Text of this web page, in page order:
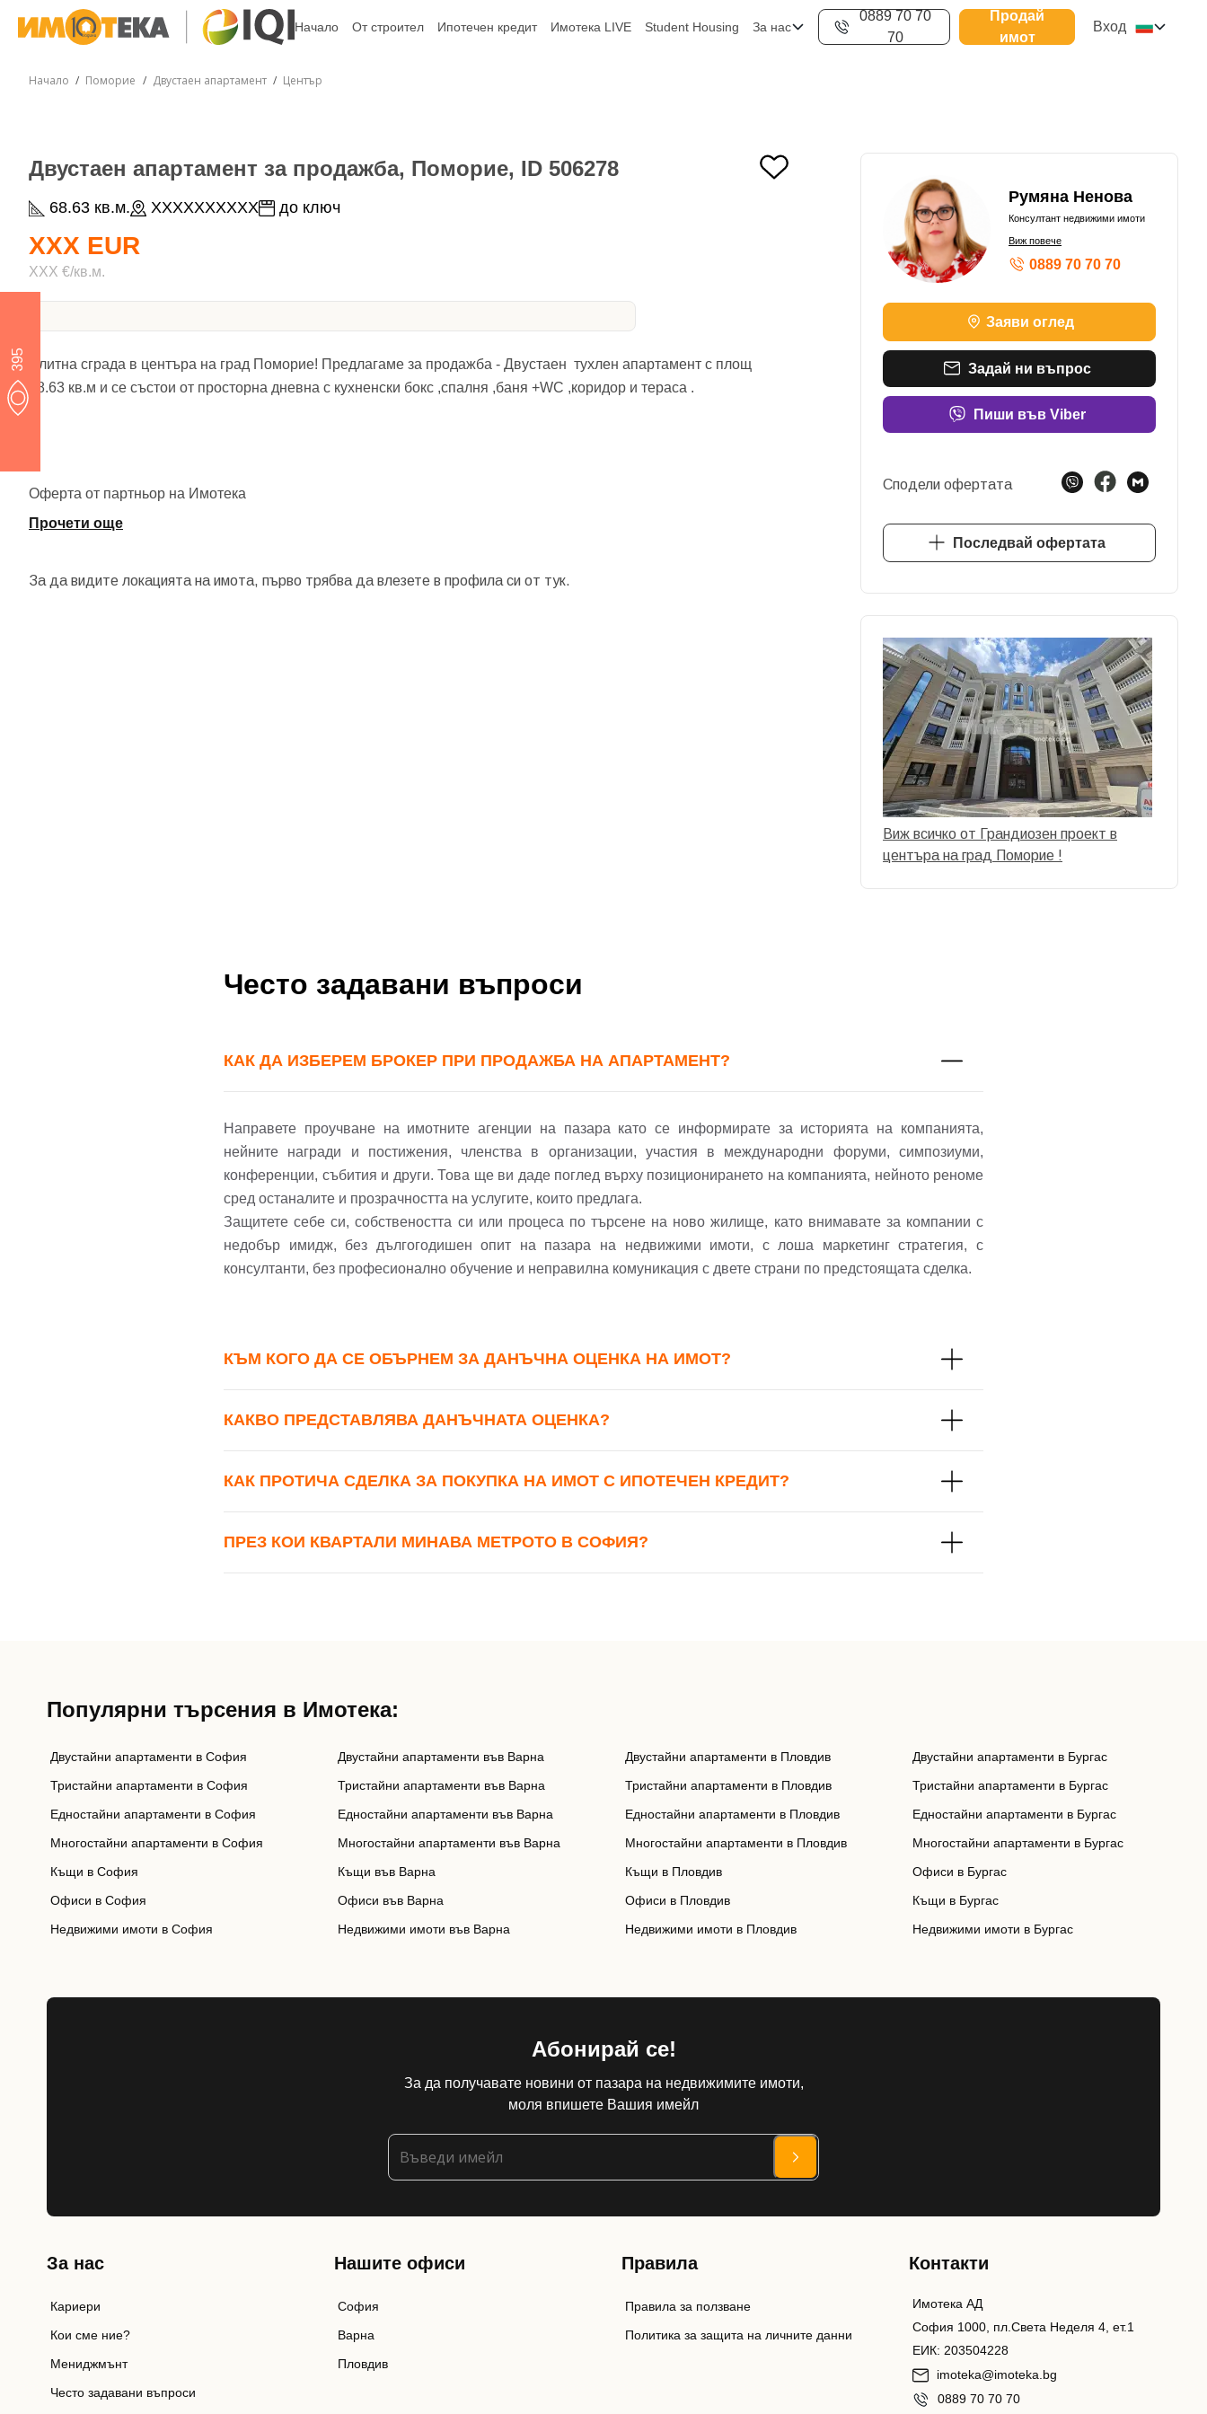
Начало От строител Ипотечен кредит Имотека LIVE Student Housing За нас
0889 70 70
70
Продай
имот
Вход
Добре дошъл!
Имейл Адрес
Вход
Начало Поморие Двустаен апартамент Център
395
Двустаен апартамент за продажба, Поморие, ID 506278
68.63 кв.м. XXXXXXXXXX до ключ
XXX EUR
XXX €/кв.м.
Елитна сграда в центъра на град Поморие! Предлагаме за продажба - Двустаен тухлен апартамент с площ
68.63 кв.м и се състои от просторна дневна с кухненски бокс ,спалня ,баня +WC ,коридор и тераса .
Оферта от партньор на Имотека
Прочети още
За да видите локацията на имота, първо трябва да влезете в профила си от тук.
Румяна Ненова
Консултант недвижими имоти
Виж повече
0889 70 70 70
Заяви оглед
Задай ни въпрос
Пиши във Viber
Сподели офертата
Последвай офертата
Виж всичко от Грандиозен проект в
центъра на град Поморие !
Често задавани въпроси
КАК ДА ИЗБЕРЕМ БРОКЕР ПРИ ПРОДАЖБА НА АПАРТАМЕНТ?
Направете проучване на имотните агенции на пазара като се информирате за историята на компанията,
нейните награди и постижения, членства в организации, участия в международни форуми, симпозиуми,
конференции, събития и други. Това ще ви даде поглед върху позиционирането на компанията, нейното реноме
сред останалите и прозрачността на услугите, които предлага.
Защитете себе си, собствеността си или процеса по търсене на ново жилище, като внимавате за компании с
недобър имидж, без дългогодишен опит на пазара на недвижими имоти, с лоша маркетинг стратегия, с
консултанти, без професионално обучение и неправилна комуникация с двете страни по предстоящата сделка.
КЪМ КОГО ДА СЕ ОБЪРНЕМ ЗА ДАНЪЧНА ОЦЕНКА НА ИМОТ?
КАКВО ПРЕДСТАВЛЯВА ДАНЪЧНАТА ОЦЕНКА?
КАК ПРОТИЧА СДЕЛКА ЗА ПОКУПКА НА ИМОТ С ИПОТЕЧЕН КРЕДИТ?
ПРЕЗ КОИ КВАРТАЛИ МИНАВА МЕТРОТО В СОФИЯ?
Име*
Имейл адрес*
Телефон*
Заяви оглед
се обадим възможно най-бързо.
Популярни търсения в Имотека:
Двустайни апартаменти в София
Тристайни апартаменти в София
Едностайни апартаменти в София
Многостайни апартаменти в София
Къщи в София
Офиси в София
Недвижими имоти в София
Двустайни апартаменти във Варна
Тристайни апартаменти във Варна
Едностайни апартаменти във Варна
Многостайни апартаменти във Варна
Къщи във Варна
Офиси във Варна
Недвижими имоти във Варна
Двустайни апартаменти в Пловдив
Тристайни апартаменти в Пловдив
Едностайни апартаменти в Пловдив
Многостайни апартаменти в Пловдив
Къщи в Пловдив
Офиси в Пловдив
Недвижими имоти в Пловдив
Двустайни апартаменти в Бургас
Тристайни апартаменти в Бургас
Едностайни апартаменти в Бургас
Многостайни апартаменти в Бургас
Офиси в Бургас
Къщи в Бургас
Недвижими имоти в Бургас
Абонирай се!
За да получавате новини от пазара на недвижимите имоти,
моля впишете Вашия имейл
За нас
Кариери
Кои сме ние?
Мениджмънт
Често задавани въпроси
Нашите офиси
София
Варна
Пловдив
Правила
Правила за ползване
Политика за защита на личните данни
Контакти
Имотека АД
София 1000, пл.Света Неделя 4, ет.1
ЕИК: 203504228
imoteka@imoteka.bg
0889 70 70 70